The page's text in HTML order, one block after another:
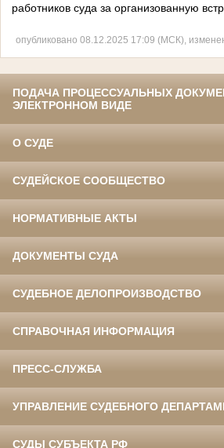
работников суда за организованную
опубликовано 08.12.2025 17:09 (МСК),
ПОДАЧА ПРОЦЕССУАЛЬНЫХ
ЭЛЕКТРОННОМ ВИДЕ
О СУДЕ
СУДЕЙСКОЕ СООБЩЕСТВО
НОРМАТИВНЫЕ АКТЫ
ДОКУМЕНТЫ СУДА
СУДЕБНОЕ ДЕЛОПРОИЗВОДСТВО
СПРАВОЧНАЯ ИНФОРМАЦИЯ
ПРЕСС-СЛУЖБА
УПРАВЛЕНИЕ СУДЕБНОГО
СУДЫ СУБЪЕКТА РФ